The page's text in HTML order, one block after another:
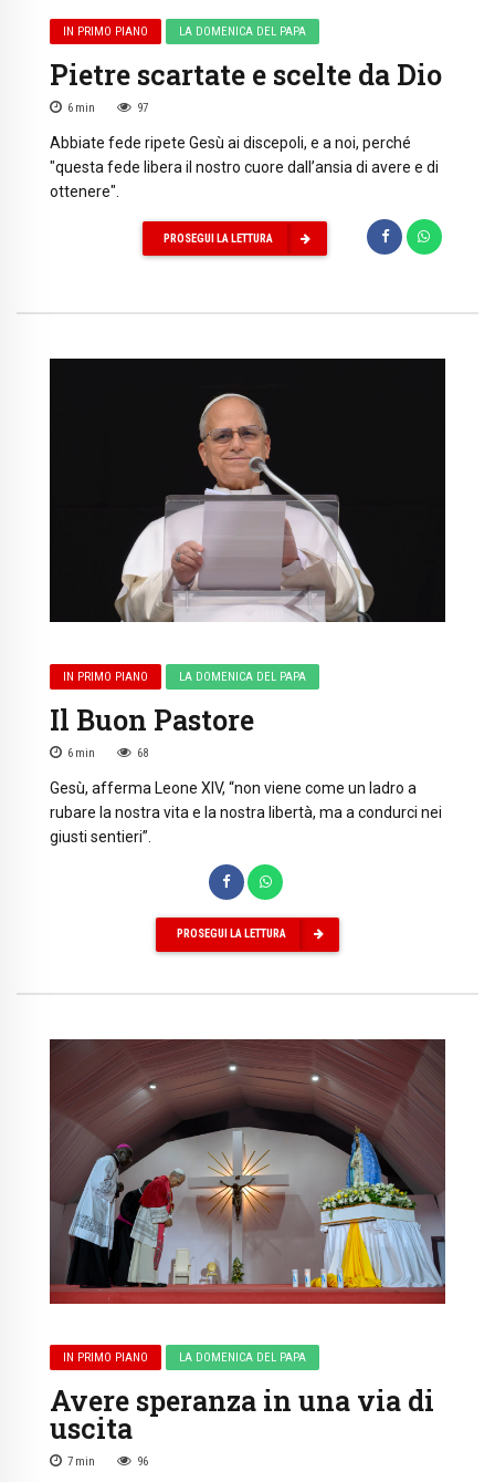
IN PRIMO PIANO LA DOMENICA DEL PAPA
Pietre scartate e scelte da Dio
6 min 97
Abbiate fede ripete Gesù ai discepoli, e a noi, perché
"questa fede libera il nostro cuore dall’ansia di avere e di
ottenere".
PROSEGUI LA LETTURA
IN PRIMO PIANO LA DOMENICA DEL PAPA
Il Buon Pastore
6 min 68
Gesù, afferma Leone XIV, “non viene come un ladro a
rubare la nostra vita e la nostra libertà, ma a condurci nei
giusti sentieri”.
PROSEGUI LA LETTURA
IN PRIMO PIANO LA DOMENICA DEL PAPA
Avere speranza in una via di
uscita
7 min 96